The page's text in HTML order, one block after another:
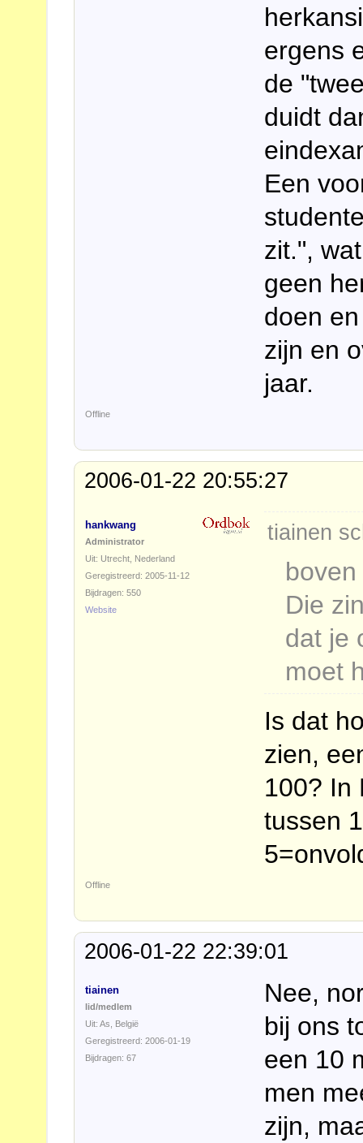
ergens
de
duidt
Een
zit.",
geen
doen
zijn en
jaar.
Offline
2006-01-22 20:55:27
hankwang
Administrator
Uit: Utrecht, Nederland
Geregistreerd: 2005-11-12
Bijdragen: 550
Website
tiainen
Die
dat je
moet
Is dat
zien,
100? In
tussen
Offline
2006-01-22 22:39:01
tiainen
lid/medlem
Uit: As, België
Geregistreerd: 2006-01-19
Bijdragen: 67
Nee,
bij ons
een 10
men
zijn,